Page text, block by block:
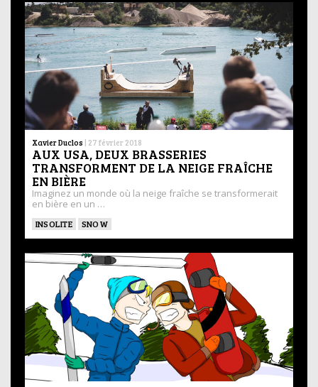
Xavier Duclos | 27 février 2018
AUX USA, DEUX BRASSERIES
TRANSFORMENT DE LA NEIGE FRAÎCHE
EN BIÈRE
Imaginez un monde où la neige fraîche se transformerait
en bière en un …
INSOLITE SNOW